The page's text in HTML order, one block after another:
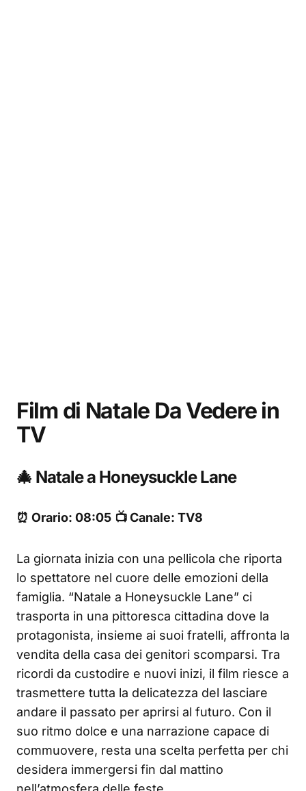
Film di Natale Da Vedere in
TV
🎄 Natale a Honeysuckle Lane
⏰ Orario: 08:05 📺 Canale: TV8
La giornata inizia con una pellicola che riporta
lo spettatore nel cuore delle emozioni della
famiglia. “Natale a Honeysuckle Lane” ci
trasporta in una pittoresca cittadina dove la
protagonista, insieme ai suoi fratelli, affronta la
vendita della casa dei genitori scomparsi. Tra
ricordi da custodire e nuovi inizi, il film riesce a
trasmettere tutta la delicatezza del lasciare
andare il passato per aprirsi al futuro. Con il
suo ritmo dolce e una narrazione capace di
commuovere, resta una scelta perfetta per chi
desidera immergersi fin dal mattino